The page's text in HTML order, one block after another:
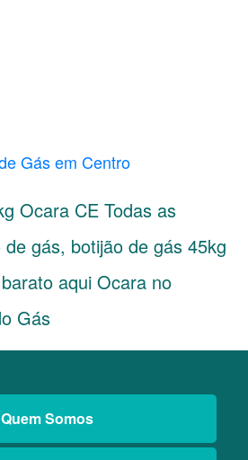
Gás em Centro
Ocara CE Todas as
gás, botijão de gás 45kg
aqui Ocara no
Gás
Quem Somos